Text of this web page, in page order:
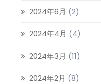
2024年6月 (2)
2024年4月 (4)
2024年3月 (11)
2024年2月 (8)